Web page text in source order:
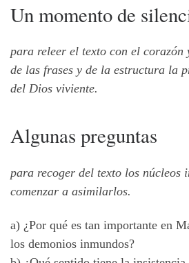
Un momento de
para releer el texto con el corazón
de las frases y de la estructura la
del Dios viviente.
Algunas preguntas
para recoger del texto los núcleos
comenzar a asimilarlos.
a) ¿Por qué es tan importante en
los demonios inmundos?